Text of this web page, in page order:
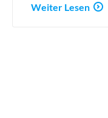
Weiter Lesen